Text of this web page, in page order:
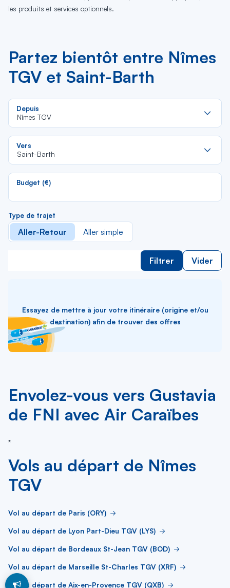
les produits et services optionnels.
Partez bientôt entre Nîmes
TGV et Saint-Barth
Depuis
Nîmes TGV
Vers
Saint-Barth
Budget (€)
Type de trajet
Aller-Retour Aller simple
Filtrer Vider
Essayez de mettre à jour votre itinéraire (origine et/ou
destination) afin de trouver des offres
Envolez-vous vers Gustavia
de FNI avec Air Caraïbes
*
Vols au départ de Nîmes
TGV
Vol au départ de Paris (ORY)
Vol au départ de Lyon Part-Dieu TGV (LYS)
Vol au départ de Bordeaux St-Jean TGV (BOD)
Vol au départ de Marseille St-Charles TGV (XRF)
Vol au départ de Aix-en-Provence TGV (QXB)